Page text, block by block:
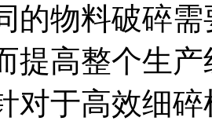
的物料破碎
提高整个生
对于高效细碎